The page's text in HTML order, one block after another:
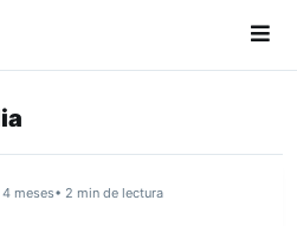
meses• 2 min de lectura